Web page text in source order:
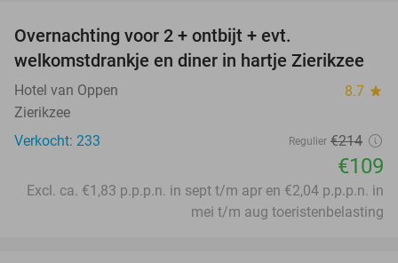
Overnachting voor 2 + ontbijt + evt.
welkomstdrankje en diner in hartje Zierikzee
Hotel van Oppen 8.7 star
Zierikzee
Verkocht: 233
Regulier €214
€109
Excl. ca. €1,83 p.p.p.n. in sept t/m apr en €2,04 p.p.p.n. in
mei t/m aug toeristenbelasting